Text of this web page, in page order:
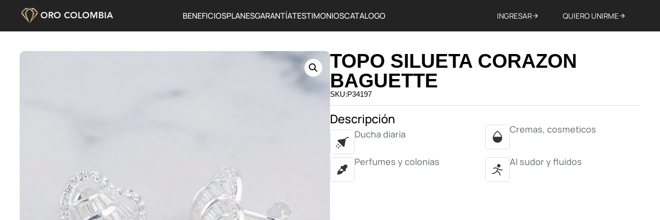
BENEFICIOSPLANESGARANTÍATESTIMONIOSCATALOGO INGRESAR QUIERO UNIRME
TOPO SILUETA CORAZON
BAGUETTE
SKU:P34197
Descripción
Ducha diaria Cremas, cosmeticos
Perfumes y colonias Al sudor y fluidos